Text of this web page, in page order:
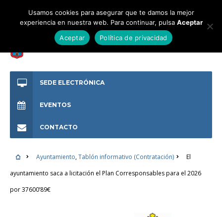
SEDE ELECTRÓNICA
EVENTOS
CONTACTO
Ayuntamiento,Tablón informativo (Contratación)
El
ayuntamiento saca a licitación el Plan Corresponsables para el 2026
por 37600’89€
Usamos cookies para asegurar que te damos la mejor
experiencia en nuestra web. Para continuar, pulsa Aceptar
Aceptar
Política de privacidad